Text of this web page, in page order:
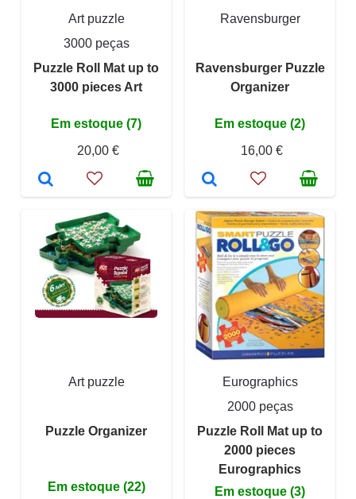
Art puzzle
3000 peças
Puzzle Roll Mat up to
3000 pieces Art
Em estoque (7)
20,00 €
Ravensburger
Ravensburger Puzzle
Organizer
Em estoque (2)
16,00 €
Art puzzle
Puzzle Organizer
Em estoque (22)
Eurographics
2000 peças
Puzzle Roll Mat up to
2000 pieces
Eurographics
Em estoque (3)